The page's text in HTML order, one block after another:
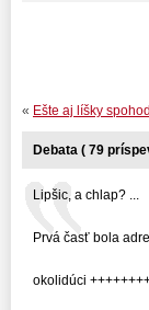
« Ešte aj líšky
Debata ( 79
Lipšic, a chlap? ...
Prvá časť bola
okolidúci